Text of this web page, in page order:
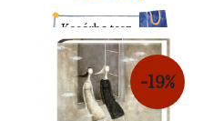
Kosárba tesz
-19%